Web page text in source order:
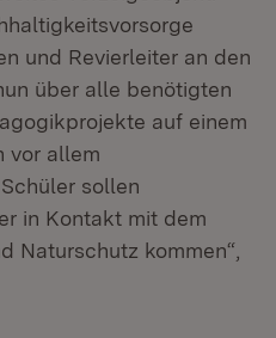
und Revierleiter an den
über alle benötigten
auf einem
vor allem
sollen
in Kontakt mit dem
Naturschutz kommen“,